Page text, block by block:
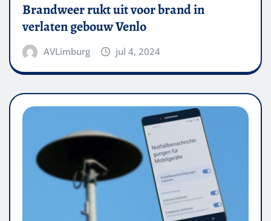
Brandweer rukt uit voor brand in
verlaten gebouw Venlo
AVLimburg jul 4, 2024